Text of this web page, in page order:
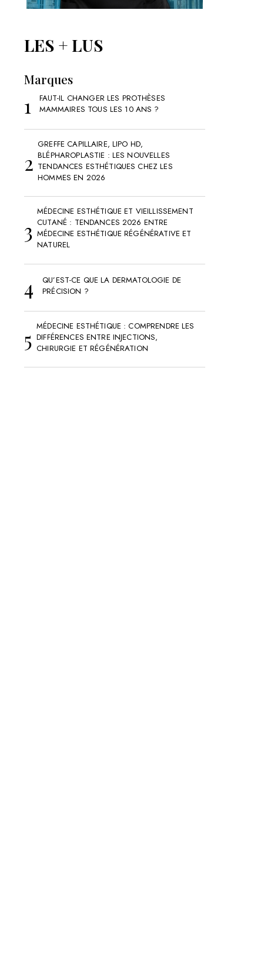
LES + LUS
Marques
FAUT-IL CHANGER LES PROTHÈSES
MAMMAIRES TOUS LES 10 ANS ?
GREFFE CAPILLAIRE, LIPO HD,
BLÉPHAROPLASTIE : LES NOUVELLES
TENDANCES ESTHÉTIQUES CHEZ LES
HOMMES EN 2026
MÉDECINE ESTHÉTIQUE ET VIEILLISSEMENT
CUTANÉ : TENDANCES 2026 ENTRE
MÉDECINE ESTHÉTIQUE RÉGÉNÉRATIVE ET
NATUREL
QU’EST-CE QUE LA DERMATOLOGIE DE
PRÉCISION ?
MÉDECINE ESTHÉTIQUE : COMPRENDRE LES
DIFFÉRENCES ENTRE INJECTIONS,
CHIRURGIE ET RÉGÉNÉRATION